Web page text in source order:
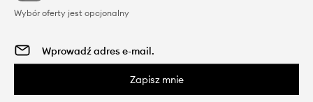
Wybór oferty jest opcjonalny
Zapisz mnie